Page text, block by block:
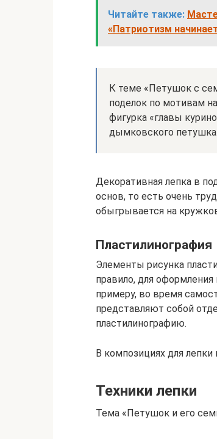
Читайте также:
«Патриотизм
К теме «Петушок с
поделок по мотивам
фигурка «главы
дымковского петушка.
Декоративная лепка в
основ, то есть очень
обыгрывается на
Пластилинография
Элементы рисунка
правило, для оформления
примеру, во время
представляют собой
пластилинографию.
В композициях для
Техники лепки
Тема «Петушок и его